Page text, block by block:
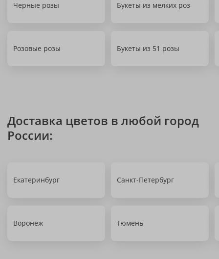
Черные розы Букеты из мелких роз
Розовые розы Букеты из 51 розы
Доставка цветов в любой город
России:
Екатеринбург Санкт-Петербург
Воронеж Тюмень